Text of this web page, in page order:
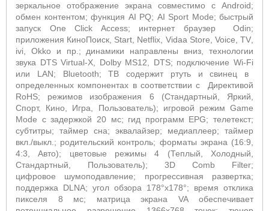
зеркальное отображение экрана совместимо с Android;
обмен контентом; функция AI PQ; AI Sport Mode; быстрый
запуск One Click Access; интернет браузер Odin;
приложения КиноПоиск, Start, Netflix, Vidaa Store, Voice,TV,
ivi, Okko и пр.; динамики направлены вниз, технологии
звука DTS Virtual-X, Dolby MS12, DTS; подключениеWi-Fi
или LAN; Bluetooth; ТВ содержит ртуть и свинец в
определенных компонентах в соответствии с
Директивой
RoHS; режимов изображения 6 (Стандартный, Яркий,
Спорт, Кино, Игра, Пользователь); игровой режим Game
Mode с задержкой 20 мс; гид программ EPG; телетекст;
субтитры; таймер сна; эквалайзер; медиаплеер; таймер
вкл./выкл.; родительский контроль; форматы экрана (16:9,
4:3, Авто); цветовые режимы 4 (Теплый, Холодный,
Стандартный, Пользователь); 3D Comb Filter;
цифровое шумоподавление; прогрессивная развертка;
поддержка DLNA; угол обзора 178°х178°; время отклика
пикселя 8 мс; матрица экрана VAобеспечивает